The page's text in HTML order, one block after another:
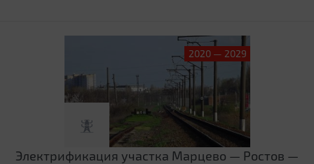
2020 — 2029
Электрификация участка Марцево — Ростов —